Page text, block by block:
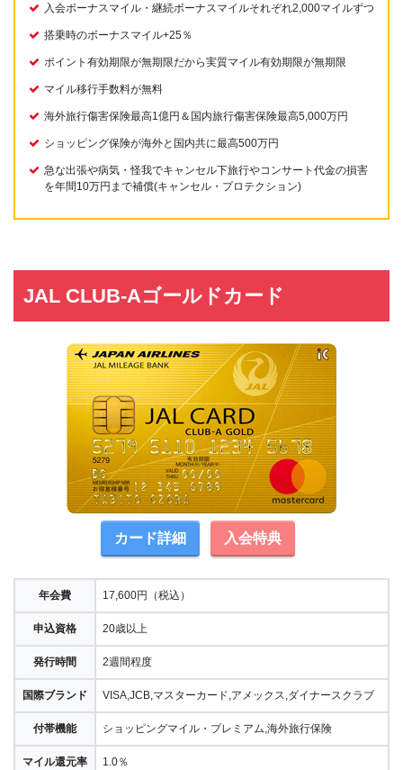
入会ボーナスマイル・継続ボーナスマイルそれぞれ2,000マイルずつ
搭乗時のボーナスマイル+25％
ポイント有効期限が無期限だから実質マイル有効期限が無期限
マイル移行手数料が無料
海外旅行傷害保険最高1億円＆国内旅行傷害保険最高5,000万円
ショッピング保険が海外と国内共に最高500万円
急な出張や病気・怪我でキャンセル下旅行やコンサート代金の損害
を年間10万円まで補償(キャンセル・プロテクション)
JAL CLUB-Aゴールドカード
カード詳細 入会特典
年会費 17,600円（税込）
申込資格 20歳以上
発行時間 2週間程度
国際ブランド VISA,JCB,マスターカード,アメックス,ダイナースクラブ
付帯機能 ショッピングマイル・プレミアム,海外旅行保険
マイル還元率 1.0％